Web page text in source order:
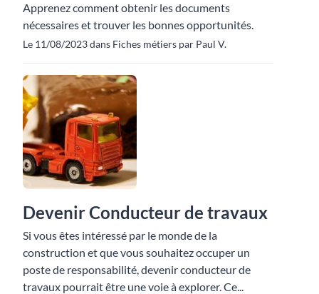
Apprenez comment obtenir les documents
nécessaires et trouver les bonnes opportunités.
Le 11/08/2023 dans Fiches métiers par Paul V.
Devenir Conducteur de travaux
Si vous êtes intéressé par le monde de la
construction et que vous souhaitez occuper un
poste de responsabilité, devenir conducteur de
travaux pourrait être une voie à explorer. Ce...